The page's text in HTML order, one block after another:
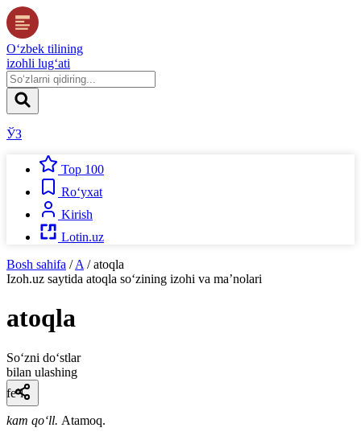
O‘zbek tilining
izohli lug‘ati
ЎЗ
Top 100
Ro‘yxat
Kirish
Lotin.uz
Bosh sahifa / A / atoqla
Izoh.uz saytida atoqla so‘zining izohi va ma’nolari
atoqla
So‘zni do‘stlar
bilan ulashing
fe’l
kam qoʻll. Atamoq.